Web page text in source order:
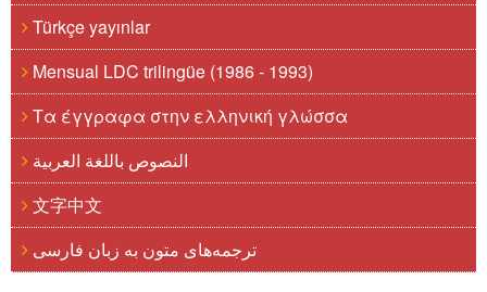
Türkçe yayınlar
Mensual LDC trilingüe (1986 - 1993)
Τα έγγραφα στην ελληνική γλώσσα
النصوص باللغة العربية
文字中文
ترجمه‌های متون به زبان فارسی